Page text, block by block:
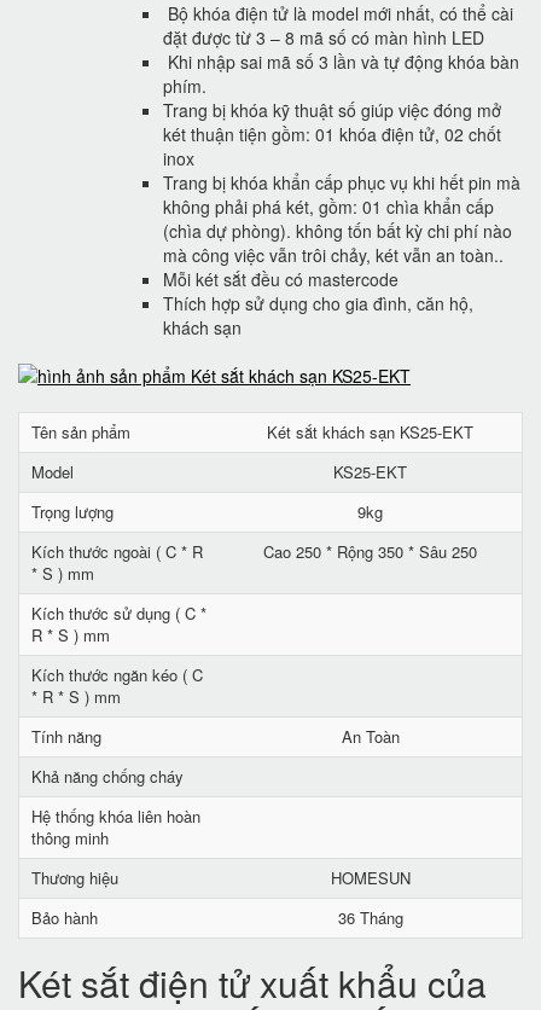
Bộ khóa điện tử là model mới nhất, có thể cài
đặt được từ 3 – 8 mã số có màn hình LED
Khi nhập sai mã số 3 lần và tự động khóa bàn
phím.
Trang bị khóa kỹ thuật số giúp việc đóng mở
két thuận tiện gồm: 01 khóa điện tử, 02 chốt
inox
Trang bị khóa khẩn cấp phục vụ khi hết pin mà
không phải phá két, gồm: 01 chìa khẩn cấp
(chìa dự phòng). không tốn bất kỳ chi phí nào
mà công việc vẫn trôi chảy, két vẫn an toàn..
Mỗi két sắt đều có mastercode
Thích hợp sử dụng cho gia đình, căn hộ,
khách sạn
Tên sản phẩm
Két sắt khách sạn KS25-EKT
Model
KS25-EKT
Trọng lượng
9kg
Kích thước ngoài ( C * R
* S ) mm
Cao 250 * Rộng 350 * Sâu 250
Kích thước sử dụng ( C *
R * S ) mm
Kích thước ngăn kéo ( C
* R * S ) mm
Tính năng
An Toàn
Khả năng chống cháy
Hệ thống khóa liên hoàn
thông minh
Thương hiệu
HOMESUN
Bảo hành
36 Tháng
Két sắt điện tử xuất khẩu của